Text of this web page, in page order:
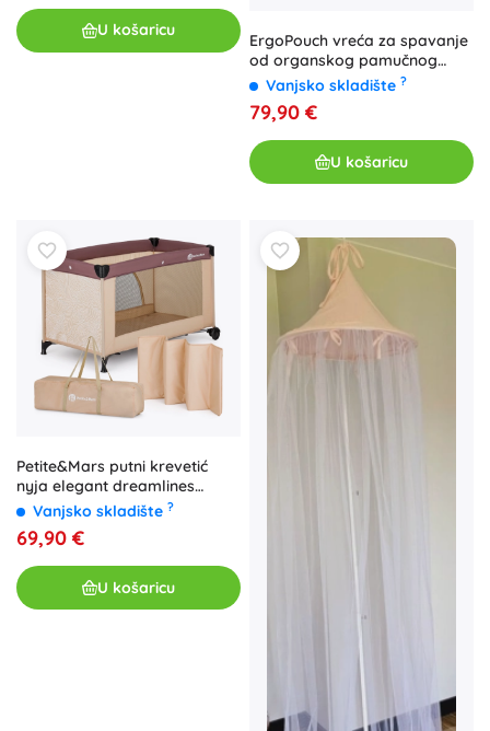
U košaricu
ErgoPouch vreća za spavanje
od organskog pamučnog
žerseja, kadulja 2,5 TOG (3–12
Vanjsko skladište ?
79,90 €
U košaricu
Petite&Mars putni krevetić
nyja elegant dreamlines
mocha
Vanjsko skladište ?
69,90 €
U košaricu